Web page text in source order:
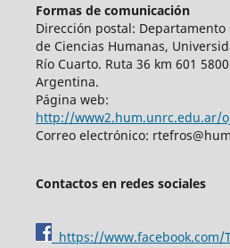
Formas de comunicación
Dirección postal:
de Ciencias Humanas,
Río Cuarto. Ruta 36 km 601
Argentina.
Página web:
http://www2.hum.unrc.edu.ar/
Correo electrónico:
Contactos en redes sociales
https://www.facebook.com/